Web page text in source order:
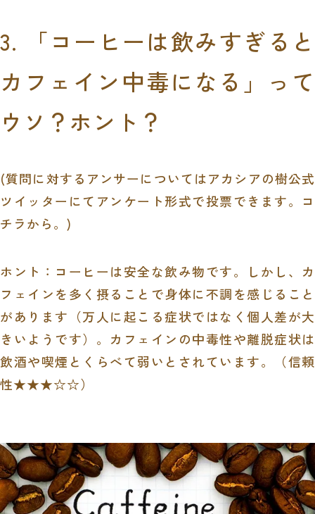
3. 「コーヒーは飲みすぎると
カフェイン中毒になる」って
ウソ？ホント？
(質問に対するアンサーについてはアカシアの樹公式
ツイッターにてアンケート形式で投票できます。
コ
チラから。 )
ホント：コーヒーは安全な飲み物です。しかし、カ
フェインを多く摂ることで身体に不調を感じること
があります（万人に起こる症状ではなく個人差が大
きいようです）。カフェインの中毒性や離脱症状は
飲酒や喫煙とくらべて弱いとされています。（信頼
性★★★☆☆）